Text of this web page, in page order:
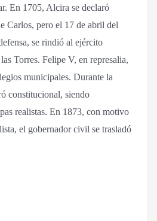
En 1705, Alcira se declaró
Carlos, pero el 17 de abril del
se rindió al ejército
Torres. Felipe V, en represalia,
municipales. Durante la
constitucional, siendo
realistas. En 1873, con motivo
el gobernador civil se trasladó